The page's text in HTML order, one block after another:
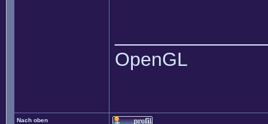
OpenGL
Nach oben